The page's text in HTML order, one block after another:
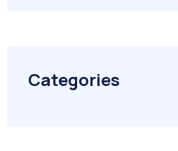
Categories